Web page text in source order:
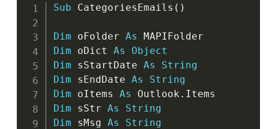
Sub CategoriesEmails ( )
Dim oFolder As
Dim oDict As
Object
Dim sStartDate As
String
Dim sEndDate As
String
Dim oItems As Outlook .
Dim sStr As
String
Dim sMsg As String